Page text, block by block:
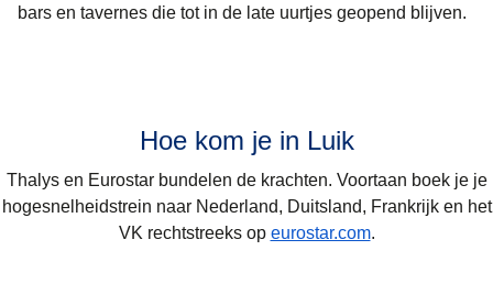
bars en tavernes die tot in de late uurtjes geopend blijven.
Hoe kom je in Luik
Thalys en Eurostar bundelen de krachten. Voortaan boek je je
hogesnelheidstrein naar Nederland, Duitsland, Frankrijk en het
VK rechtstreeks op eurostar.com.